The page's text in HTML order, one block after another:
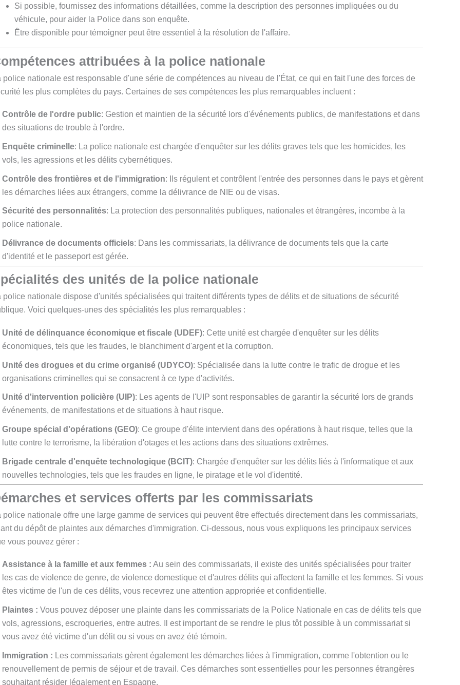
Si possible, fournissez des informations détaillées, comme la description des personnes impliquées ou du
véhicule, pour aider la Police dans son enquête.
Être disponible pour témoigner peut être essentiel à la résolution de l'affaire.
attribuées à la police nationale
police nationale est responsable d'une série de compétences au niveau de l'État, ce qui en fait l'une des forces de
les plus complètes du pays. Certaines de ses compétences les plus remarquables incluent :
Contrôle de l'ordre public: Gestion et maintien de la sécurité lors d'événements publics, de manifestations et dans
des situations de trouble à l'ordre.
Enquête criminelle: La police nationale est chargée d'enquêter sur les délits graves tels que les homicides, les
vols, les agressions et les délits cybernétiques.
Contrôle des frontières et de l'immigration: Ils régulent et contrôlent l'entrée des personnes dans le pays et gèrent
les démarches liées aux étrangers, comme la délivrance de NIE ou de visas.
Sécurité des personnalités: La protection des personnalités publiques, nationales et étrangères, incombe à la
police nationale.
Délivrance de documents officiels: Dans les commissariats, la délivrance de documents tels que la carte
d'identité et le passeport est gérée.
des unités de la police nationale
police nationale dispose d'unités spécialisées qui traitent différents types de délits et de situations de sécurité
Voici quelques-unes des spécialités les plus remarquables :
Unité de délinquance économique et fiscale (UDEF): Cette unité est chargée d'enquêter sur les délits
économiques, tels que les fraudes, le blanchiment d'argent et la corruption.
Unité des drogues et du crime organisé (UDYCO): Spécialisée dans la lutte contre le trafic de drogue et les
organisations criminelles qui se consacrent à ce type d'activités.
Unité d'intervention policière (UIP): Les agents de l'UIP sont responsables de garantir la sécurité lors de grands
événements, de manifestations et de situations à haut risque.
Groupe spécial d'opérations (GEO): Ce groupe d'élite intervient dans des opérations à haut risque, telles que la
lutte contre le terrorisme, la libération d'otages et les actions dans des situations extrêmes.
Brigade centrale d'enquête technologique (BCIT): Chargée d'enquêter sur les délits liés à l'informatique et aux
nouvelles technologies, tels que les fraudes en ligne, le piratage et le vol d'identité.
et services offerts par les commissariats
police nationale offre une large gamme de services qui peuvent être effectués directement dans les commissariats,
du dépôt de plaintes aux démarches d'immigration. Ci-dessous, nous vous expliquons les principaux services
vous pouvez gérer :
Assistance à la famille et aux femmes : Au sein des commissariats, il existe des unités spécialisées pour traiter
les cas de violence de genre, de violence domestique et d'autres délits qui affectent la famille et les femmes. Si vous
êtes victime de l'un de ces délits, vous recevrez une attention appropriée et confidentielle.
Plaintes : Vous pouvez déposer une plainte dans les commissariats de la Police Nationale en cas de délits tels que
vols, agressions, escroqueries, entre autres. Il est important de se rendre le plus tôt possible à un commissariat si
vous avez été victime d'un délit ou si vous en avez été témoin.
Immigration : Les commissariats gèrent également les démarches liées à l'immigration, comme l'obtention ou le
renouvellement de permis de séjour et de travail. Ces démarches sont essentielles pour les personnes étrangères
souhaitant résider légalement en Espagne.